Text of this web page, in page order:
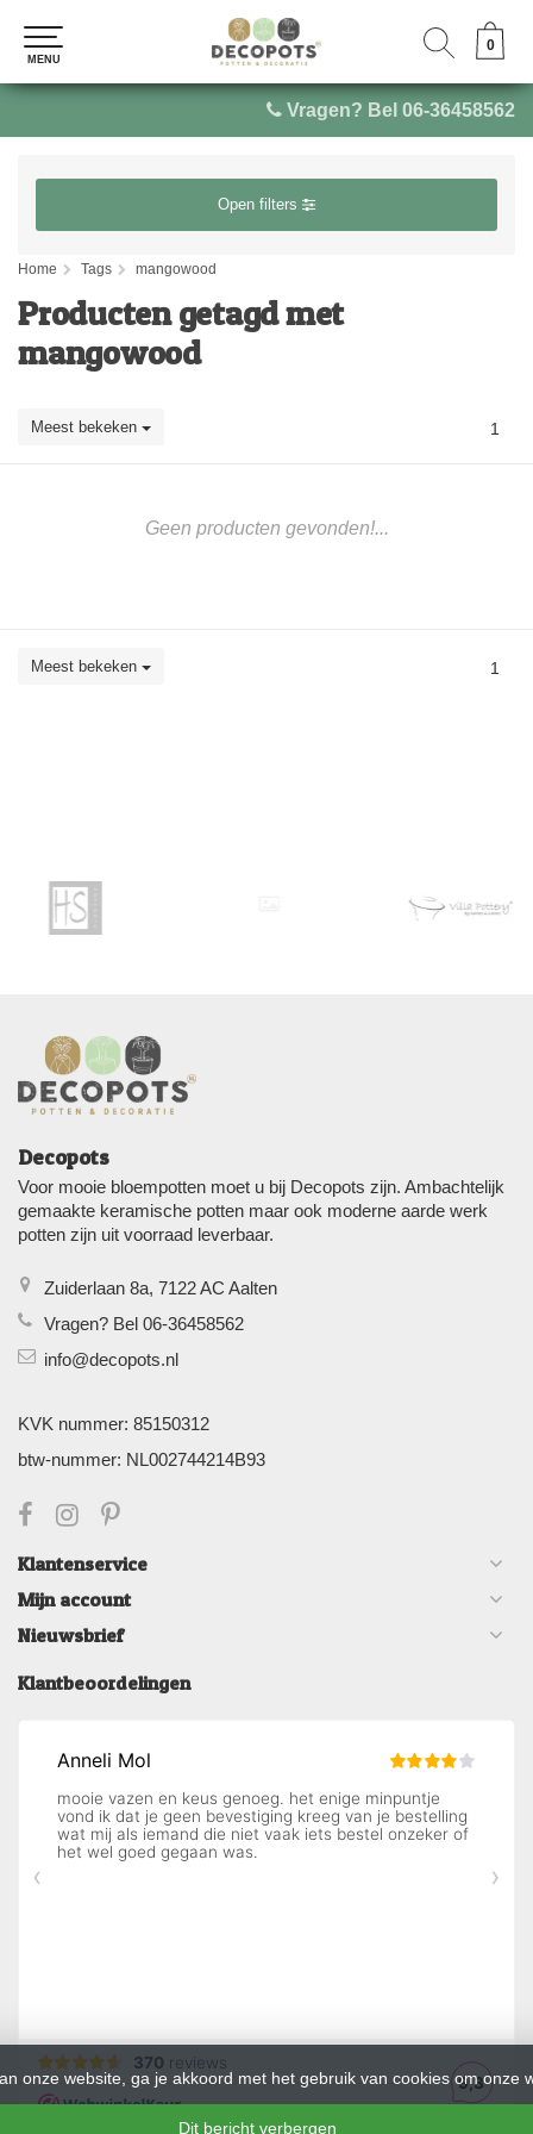
Vragen? Bel 06-36458562
0
MENU
0
MENU
Open filters
Home Tags mangowood
Producten getagd met
mangowood
Meest bekeken 1
Geen producten gevonden!...
Meest bekeken 1
Decopots
Voor mooie bloempotten moet u bij Decopots zijn. Ambachtelijk
gemaakte keramische potten maar ook moderne aarde werk
potten zijn uit voorraad leverbaar.
Zuiderlaan 8a, 7122 AC Aalten
Vragen? Bel 06-36458562
info@decopots.nl
KVK nummer: 85150312
btw-nummer: NL002744214B93
Klantenservice
Mijn account
Nieuwsbrief
Klantbeoordelingen
onze website, ga je akkoord met het gebruik van cookies om onze
Dit bericht verbergen